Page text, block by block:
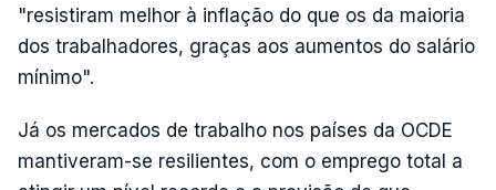
"resistiram melhor à inflação do que os da maioria
dos trabalhadores, graças aos aumentos do salário
mínimo".
Já os mercados de trabalho nos países da OCDE
mantiveram-se resilientes, com o emprego total a